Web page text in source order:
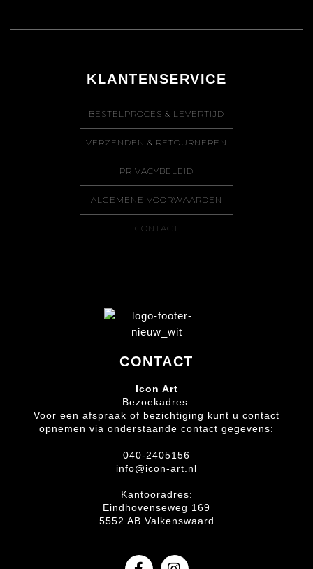
KLANTENSERVICE
BESTELPROCES & LEVERTIJD
VERZENDEN & RETOURNEREN
PRIVACYBELEID
ALGEMENE VOORWAARDEN
CONTACT
CONTACT
Icon Art
Bezoekadres:
Voor een afspraak of bezichtiging kunt u contact
opnemen via onderstaande contact gegevens:
040-2405156
info@icon-art.nl
Kantooradres:
Eindhovenseweg 169
5552 AB Valkenswaard